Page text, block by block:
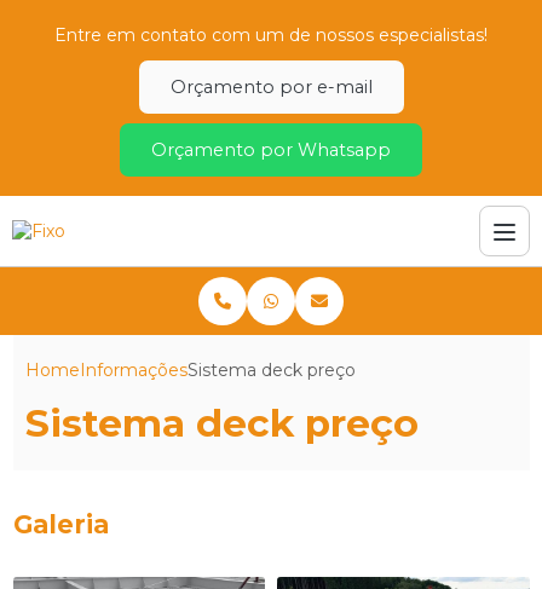
Entre em contato com um de nossos especialistas!
Orçamento por e-mail
Orçamento por Whatsapp
HomeInformaçõesSistema deck preço
Sistema deck preço
Galeria